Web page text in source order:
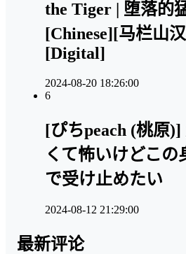
the Tiger | 堕落的
[Chinese][马栏山
[Digital]
2024-08-20 18:26:00
6
[ぴちpeach (桃原)]
くて怖いけどこの
で受け止めたい
2024-08-12 21:29:00
最新评论